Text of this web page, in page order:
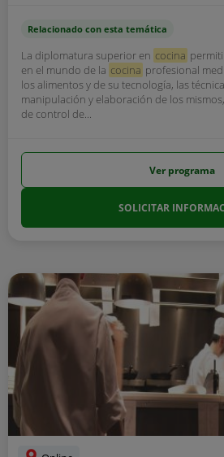
Relacionado con esta temática
La diplomatura superior en cocina
en el mundo de la cocina profesional
los alimentos y de su tecnología, las
manipulación y elaboración de los
de control de...
Ver programa
SOLICITAR